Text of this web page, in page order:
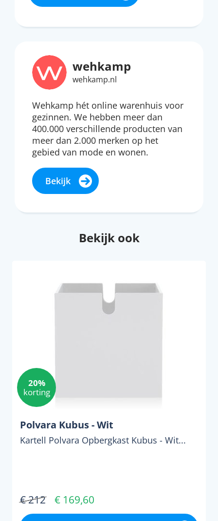
wehkamp
wehkamp.nl
Wehkamp hét online warenhuis voor
gezinnen. We hebben meer dan
400.000 verschillende producten van
meer dan 2.000 merken op het
gebied van mode en wonen.
Bekijk
Bekijk ook
20%
korting
Polvara Kubus - Wit
Kartell Polvara Opbergkast Kubus - Wit...
€ 212 € 169,60